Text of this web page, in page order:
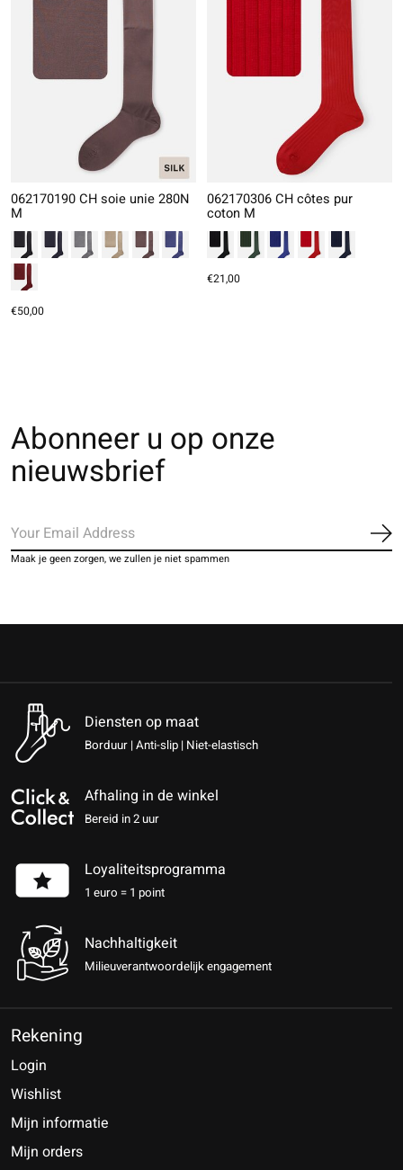
062170190 CH soie unie 280N
M
€50,00
062170306 CH côtes pur
coton M
€21,00
Abonneer u op onze
nieuwsbrief
Maak je geen zorgen, we zullen je niet spammen
Diensten op maat
Borduur | Anti-slip | Niet-elastisch
Afhaling in de winkel
Bereid in 2 uur
Loyaliteitsprogramma
1 euro = 1 point
Nachhaltigkeit
Milieuverantwoordelijk engagement
Rekening
Login
Wishlist
Mijn informatie
Mijn orders